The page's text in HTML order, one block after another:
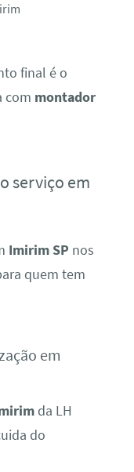
final é o
com montador
serviço em
Imirim SP nos
quem tem
em
da LH
do